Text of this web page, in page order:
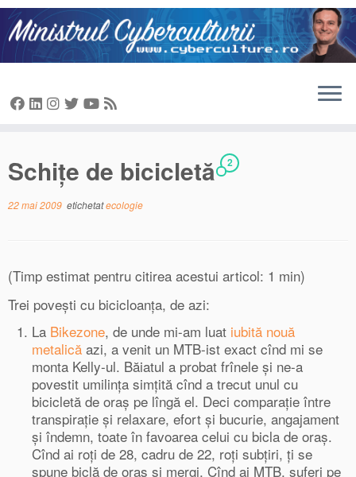
Sari
la
conținut
Schiţe de bicicletă 2
22 mai 2009 etichetatecologie
(Timp estimat pentru citirea acestui articol: 1 min)
Trei poveşti cu bicicloanţa, de azi:
La Bikezone, de unde mi-am luat iubită nouă
metalică azi, a venit un MTB-ist exact cînd mi se
monta Kelly-ul. Băiatul a probat frînele şi ne-a
povestit umilinţa simţită cînd a trecut unul cu
bicicletă de oraş pe lîngă el. Deci comparaţie între
transpiraţie şi relaxare, efort şi bucurie, angajament
şi îndemn, toate în favoarea celui cu bicla de oraş.
Cînd ai roţi de 28, cadru de 22, roţi subţiri, ţi se
spune biclă de oraş şi mergi. Cînd ai MTB, suferi pe